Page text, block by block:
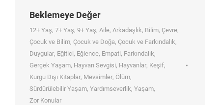
Beklemeye Değer
12+ Yaş, 7+ Yaş, 9+ Yaş, Aile, Arkadaşlık, Bilim, Çevre,
Çocuk ve Bilim, Çocuk ve Doğa, Çocuk ve Farkındalık,
Duygular, Eğitici, Eğlence, Empati, Farkındalık,
Gerçek Yaşam, Hayvan Sevgisi, Hayvanlar, Keşif,
Kurgu Dışı Kitaplar, Mevsimler, Ölüm,
Sürdürülebilir Yaşam, Yardımseverlik, Yaşam,
Zor Konular